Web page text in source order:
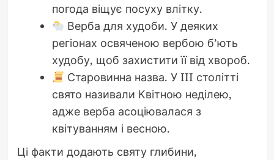
погода віщує посуху влітку.
Верба для худоби. У деяких
регіонах освяченою вербою б’ють
худобу, щоб захистити її від хвороб.
Старовинна назва. У III столітті
свято називали Квітною неділею,
адже верба асоціювалася з
квітуванням і весною.
Ці факти додають святу глибини,